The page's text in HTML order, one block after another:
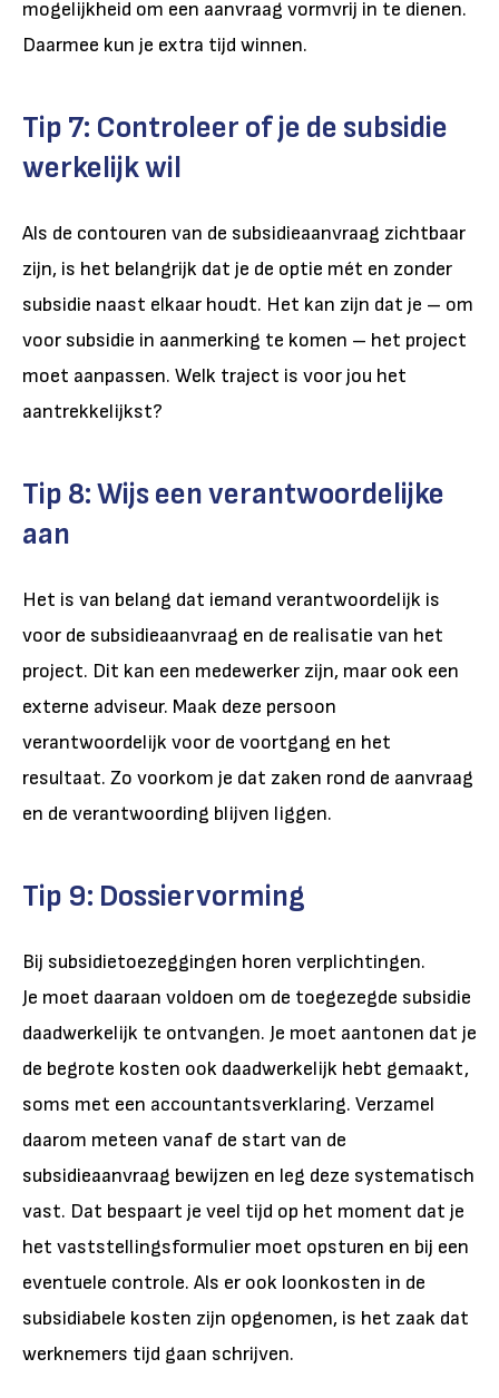
mogelijkheid om een aanvraag vormvrij in te dienen.
Daarmee kun je extra tijd winnen.
Tip 7: Controleer of je de subsidie
werkelijk wil
Als de contouren van de subsidieaanvraag zichtbaar
zijn, is het belangrijk dat je de optie mét en zonder
subsidie naast elkaar houdt. Het kan zijn dat je – om
voor subsidie in aanmerking te komen – het project
moet aanpassen. Welk traject is voor jou het
aantrekkelijkst?
Tip 8: Wijs een verantwoordelijke
aan
Het is van belang dat iemand verantwoordelijk is
voor de subsidieaanvraag en de realisatie van het
project. Dit kan een medewerker zijn, maar ook een
externe adviseur. Maak deze persoon
verantwoordelijk voor de voortgang en het
resultaat. Zo voorkom je dat zaken rond de aanvraag
en de verantwoording blijven liggen.
Tip 9: Dossiervorming
Bij subsidietoezeggingen horen verplichtingen.
Je moet daaraan voldoen om de toegezegde subsidie
daadwerkelijk te ontvangen. Je moet aantonen dat je
de begrote kosten ook daadwerkelijk hebt gemaakt,
soms met een accountantsverklaring. Verzamel
daarom meteen vanaf de start van de
subsidieaanvraag bewijzen en leg deze systematisch
vast. Dat bespaart je veel tijd op het moment dat je
het vaststellingsformulier moet opsturen en bij een
eventuele controle. Als er ook loonkosten in de
subsidiabele kosten zijn opgenomen, is het zaak dat
werknemers tijd gaan schrijven.